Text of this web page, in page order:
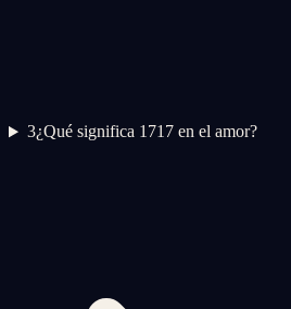
3¿Qué significa 1717 en el amor?